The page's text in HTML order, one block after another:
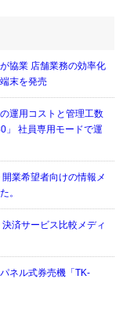
協業 店舗業務の効率化
末を発売
運用コストと管理工数
」 社員専用モードで運
業希望者向けの情報メ
。
済サービス比較メディ
ネル式券売機「TK-